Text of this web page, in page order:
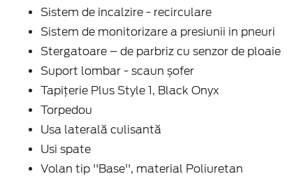
Sistem de incalzire - recirculare
Sistem de monitorizare a presiunii in pneuri
Stergatoare – de parbriz cu senzor de ploaie
Suport lombar - scaun șofer
Tapițerie Plus Style 1, Black Onyx
Torpedou
Usa laterală culisantă
Usi spate
Volan tip ''Base'', material Poliuretan